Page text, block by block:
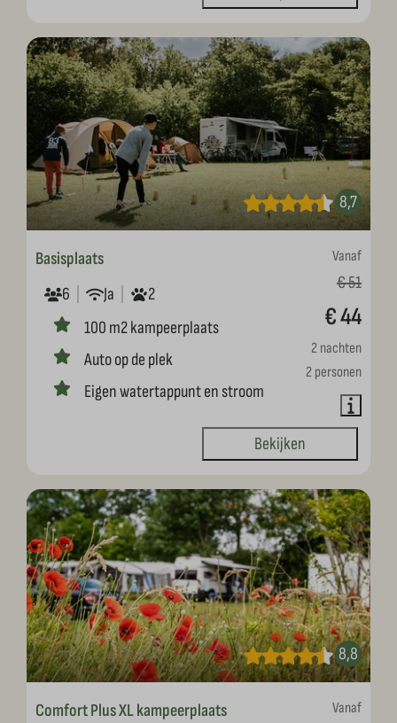
8,7
Vanaf
€ 51
€ 44
2 nachten
2 personen
Basisplaats
6
Ja
2
100 m2 kampeerplaats
Auto op de plek
Eigen watertappunt en stroom
Bekijken
8,8
Vanaf
Comfort Plus XL kampeerplaats